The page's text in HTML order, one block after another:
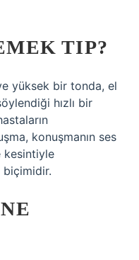
TIP?
yüksek bir tonda, el
hızlı bir
konuşmanın ses
kesintiyle
biçimidir.